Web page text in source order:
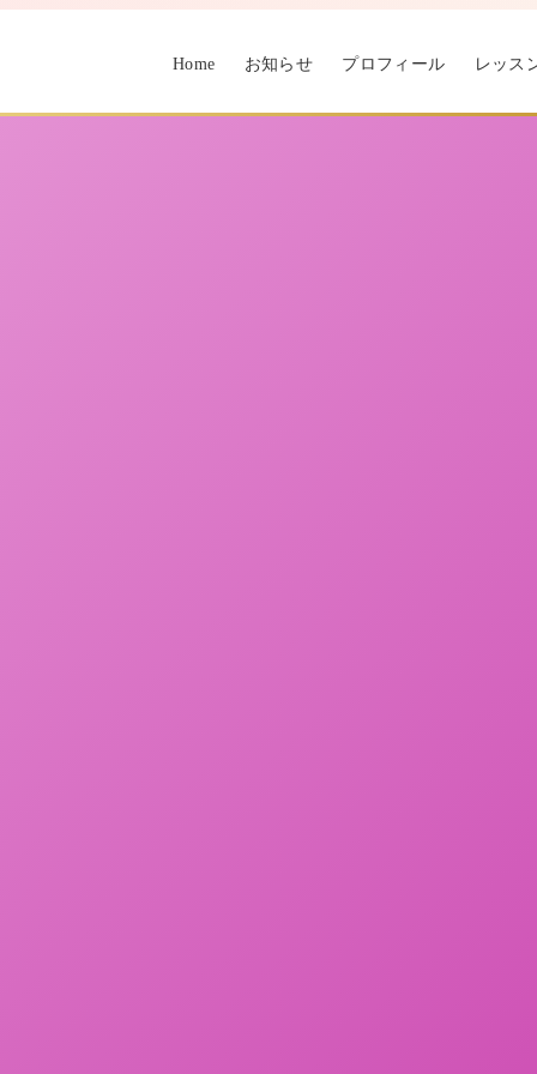
Home お知らせ プロフィール レッス